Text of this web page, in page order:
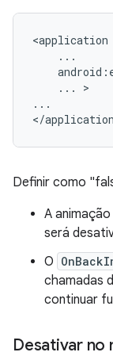
<application
    ...
    ... >
...
Definir como
A
será
O
chamadas
continuar
Desativar no